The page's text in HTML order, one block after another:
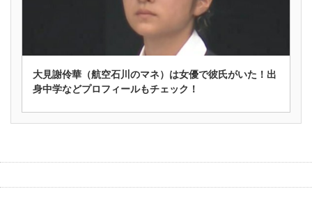
大見謝伶華（航空石川のマネ）は女優で彼氏がいた！出
身中学などプロフィールもチェック！